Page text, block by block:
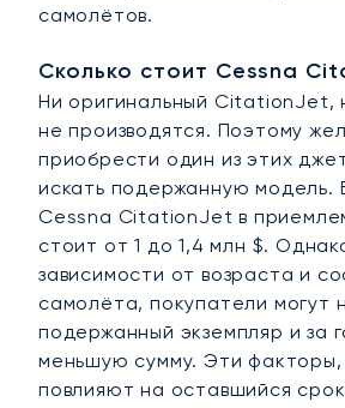
самолётов.
Сколько стоит Cessna
Ни оригинальный CitationJet,
не производятся. Поэтому
приобрести один из этих
искать подержанную модель.
Cessna CitationJet в
стоит от 1 до 1,4 млн $.
зависимости от возраста и
самолёта, покупатели могут
подержанный экземпляр и за
меньшую сумму. Эти факторы,
повлияют на оставшийся